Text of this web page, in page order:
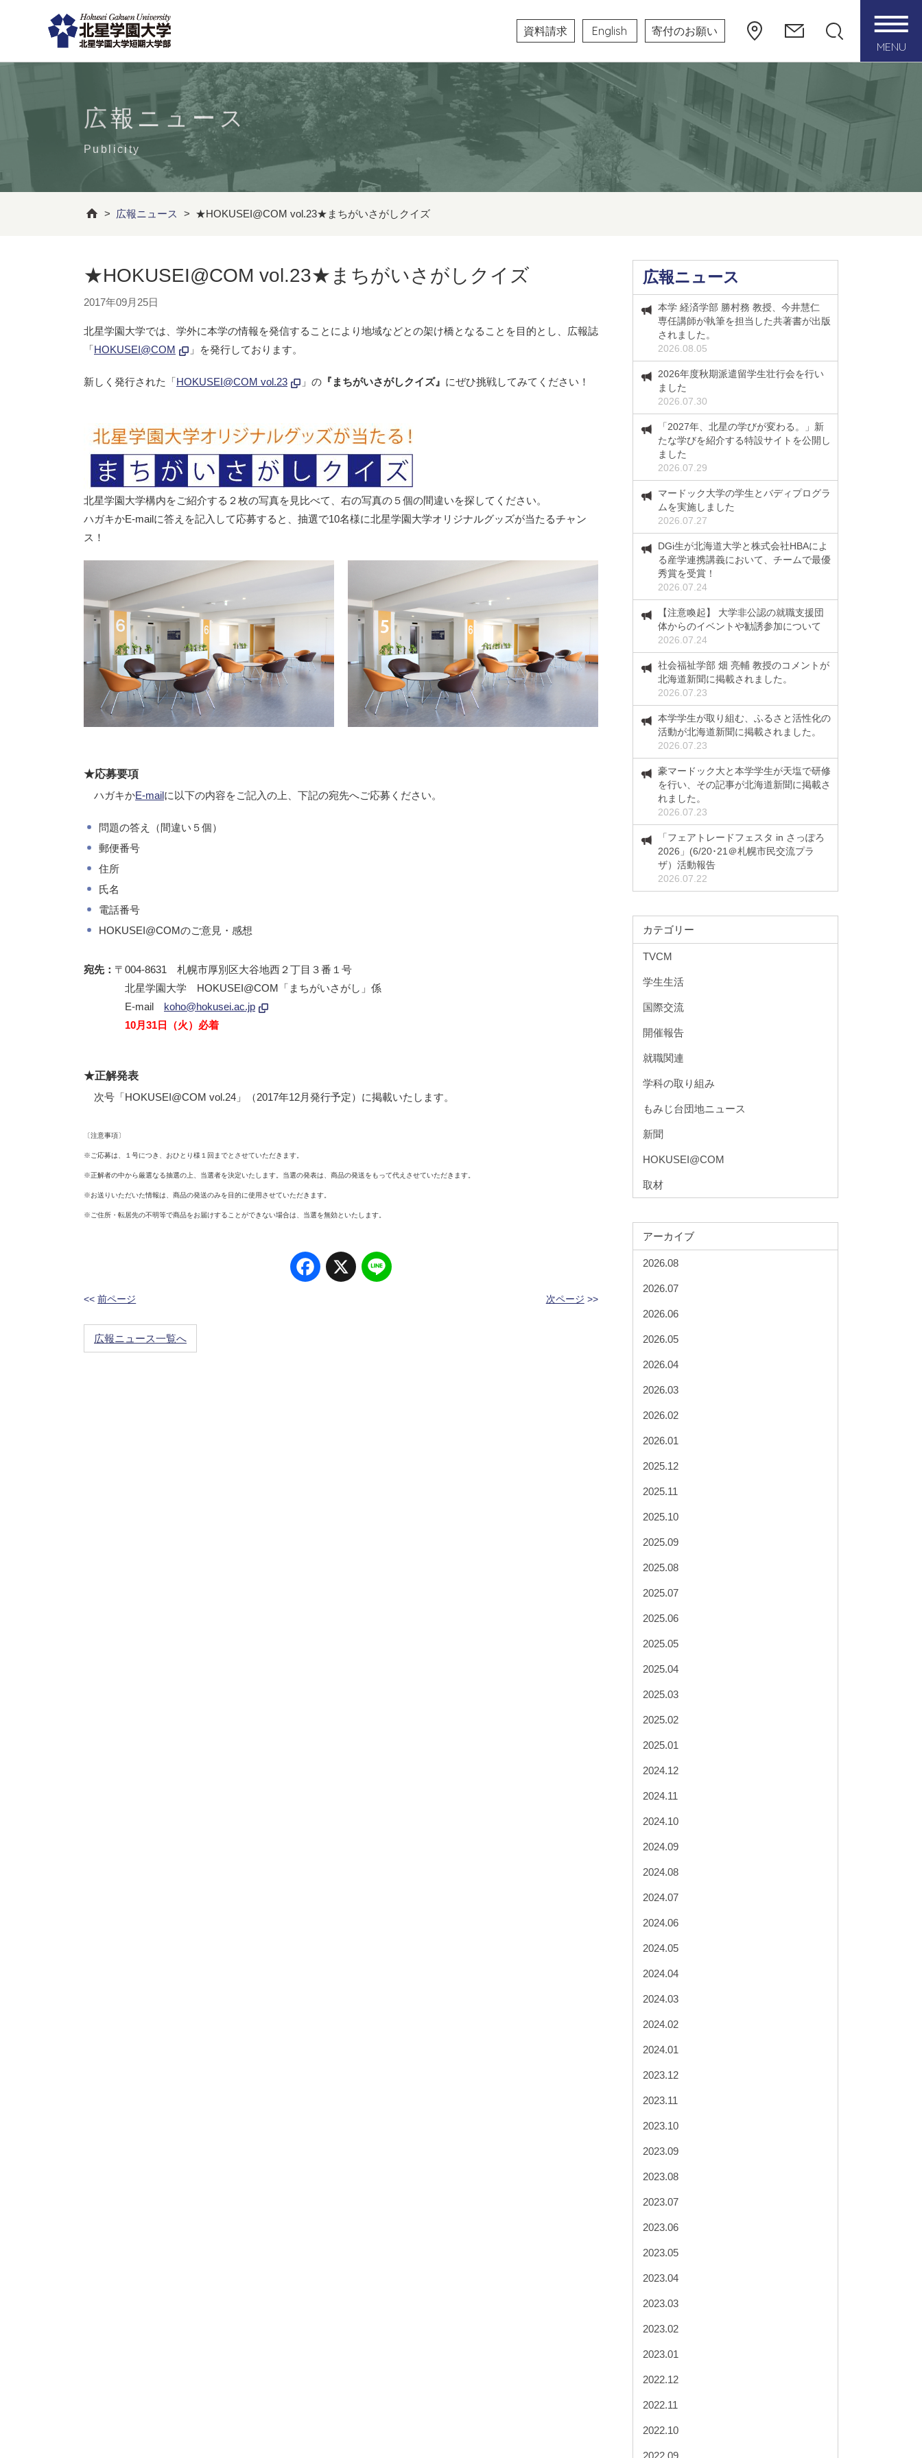
資料請求 English
寄付のお願い
MENU
広報ニュース
Publicity
> 広報ニュース > ★HOKUSEI@COM vol.23★まちがいさがしクイズ
★HOKUSEI@COM vol.23★まちがいさがしクイズ
2017年09月25日
北星学園大学では、学外に本学の情報を発信することにより地域などとの架け橋となることを目的とし、広報誌
「HOKUSEI@COM 」を発行しております。
新しく発行された「HOKUSEI@COM vol.23 」の 『まちがいさがしクイズ』 にぜひ挑戦してみてください！
北星学園大学構内をご紹介する２枚の写真を見比べて、右の写真の５個の間違いを探してください。
ハガキかE-mailに答えを記入して応募すると、抽選で10名様に北星学園大学オリジナルグッズが当たるチャン
ス！
★応募要項
ハガキかE-mailに以下の内容をご記入の上、下記の宛先へご応募ください。
問題の答え（間違い５個）
郵便番号
住所
氏名
電話番号
HOKUSEI@COMのご意見・感想
宛先： 〒004-8631 札幌市厚別区大谷地西２丁目３番１号
北星学園大学 HOKUSEI@COM「まちがいさがし」係
E-mail koho@hokusei.ac.jp
10月31日（火）必着
★正解発表
次号「HOKUSEI@COM vol.24」（2017年12月発行予定）に掲載いたします。
〔注意事項〕
※ご応募は、１号につき、おひとり様１回までとさせていただきます。
※正解者の中から厳選なる抽選の上、当選者を決定いたします。当選の発表は、商品の発送をもって代えさせていただきます。
※お送りいただいた情報は、商品の発送のみを目的に使用させていただきます。
※ご住所・転居先の不明等で商品をお届けすることができない場合は、当選を無効といたします。
Facebook
X
<< 前ページ >>
次ページ
広報ニュース一覧へ
広報ニュース
本学 経済学部 勝村務 教授、今井慧仁
専任講師が執筆を担当した共著書が出版
されました。
2026.08.05
2026年度秋期派遣留学生壮行会を行い
ました
2026.07.30
「2027年、北星の学びが変わる。」新
たな学びを紹介する特設サイトを公開し
ました
2026.07.29
マードック大学の学生とバディプログラ
ムを実施しました
2026.07.27
DGi生が北海道大学と株式会社HBAによ
る産学連携講義において、チームで最優
秀賞を受賞！
2026.07.24
【注意喚起】 大学非公認の就職支援団
体からのイベントや勧誘参加について
2026.07.24
社会福祉学部 畑 亮輔 教授のコメントが
北海道新聞に掲載されました。
2026.07.23
本学学生が取り組む、ふるさと活性化の
活動が北海道新聞に掲載されました。
2026.07.23
豪マードック大と本学学生が天塩で研修
を行い、その記事が北海道新聞に掲載さ
れました。
2026.07.23
「フェアトレードフェスタ in さっぽろ
2026」(6/20･21＠札幌市民交流プラ
ザ）活動報告
2026.07.22
カテゴリー
TVCM
学生生活
国際交流
開催報告
就職関連
学科の取り組み
もみじ台団地ニュース
新聞
HOKUSEI@COM
取材
アーカイブ
2026.08
2026.07
2026.06
2026.05
2026.04
2026.03
2026.02
2026.01
2025.12
2025.11
2025.10
2025.09
2025.08
2025.07
2025.06
2025.05
2025.04
2025.03
2025.02
2025.01
2024.12
2024.11
2024.10
2024.09
2024.08
2024.07
2024.06
2024.05
2024.04
2024.03
2024.02
2024.01
2023.12
2023.11
2023.10
2023.09
2023.08
2023.07
2023.06
2023.05
2023.04
2023.03
2023.02
2023.01
2022.12
2022.11
2022.10
2022.09